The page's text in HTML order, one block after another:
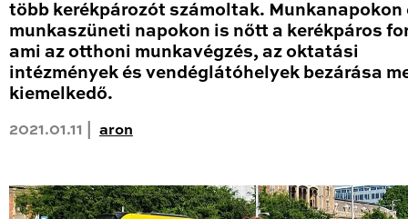
több kerékpározót számoltak. Munkanapokon
munkaszüneti napokon is nőtt a kerékpáros
ami az otthoni munkavégzés, az oktatási
intézmények és vendéglátóhelyek bezárása
kiemelkedő.
2021.01.11 | aron